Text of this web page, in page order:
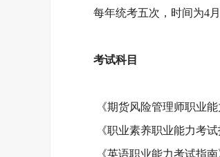
每年统考五次，时间为4
考试科目
《期货风险管理师职业
《职业素养职业能力考
《英语职业能力考试指